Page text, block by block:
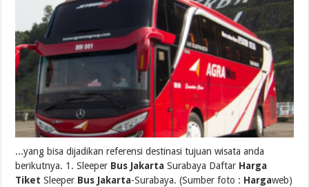
...yang bisa dijadikan referensi destinasi tujuan wisata anda
berikutnya. 1. Sleeper Bus Jakarta Surabaya Daftar Harga
Tiket Sleeper Bus Jakarta-Surabaya. (Sumber foto : Hargaweb)